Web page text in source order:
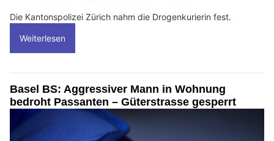
Die Kantonspolizei Zürich nahm die Drogenkurierin fest.
Weiterlesen
Basel BS: Aggressiver Mann in Wohnung
bedroht Passanten – Güterstrasse gesperrt